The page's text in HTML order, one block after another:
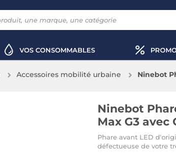
VOS CONSOMMABLES
Accessoires mobilité urbaine
Ninebot
Ninebot
Max G3
Phare avant LED
défectueuse de votre